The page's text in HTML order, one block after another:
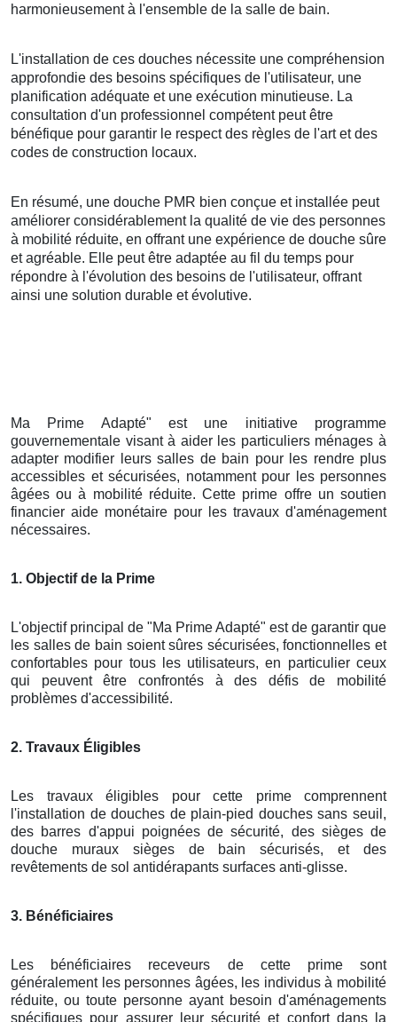
harmonieusement à l'ensemble de la salle de bain.
L'installation de ces douches nécessite une compréhension
approfondie des besoins spécifiques de l'utilisateur, une
planification adéquate et une exécution minutieuse. La
consultation d'un professionnel compétent peut être
bénéfique pour garantir le respect des règles de l'art et des
codes de construction locaux.
En résumé, une douche PMR bien conçue et installée peut
améliorer considérablement la qualité de vie des personnes
à mobilité réduite, en offrant une expérience de douche sûre
et agréable. Elle peut être adaptée au fil du temps pour
répondre à l'évolution des besoins de l'utilisateur, offrant
ainsi une solution durable et évolutive.
Ma Prime Adapté" est une initiative programme
gouvernementale visant à aider les particuliers ménages à
adapter modifier leurs salles de bain pour les rendre plus
accessibles et sécurisées, notamment pour les personnes
âgées ou à mobilité réduite. Cette prime offre un soutien
financier aide monétaire pour les travaux d'aménagement
nécessaires.
1. Objectif de la Prime
L'objectif principal de "Ma Prime Adapté" est de garantir que
les salles de bain soient sûres sécurisées, fonctionnelles et
confortables pour tous les utilisateurs, en particulier ceux
qui peuvent être confrontés à des défis de mobilité
problèmes d'accessibilité.
2. Travaux Éligibles
Les travaux éligibles pour cette prime comprennent
l'installation de douches de plain-pied douches sans seuil,
des barres d'appui poignées de sécurité, des sièges de
douche muraux sièges de bain sécurisés, et des
revêtements de sol antidérapants surfaces anti-glisse.
3. Bénéficiaires
Les bénéficiaires receveurs de cette prime sont
généralement les personnes âgées, les individus à mobilité
réduite, ou toute personne ayant besoin d'aménagements
spécifiques pour assurer leur sécurité et confort dans la